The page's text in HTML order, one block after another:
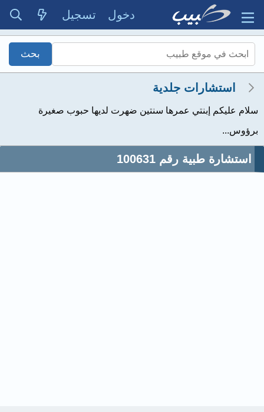
دخول تسجيل
استشارات جلدية
سلام عليكم إبنتي عمرها سنتين ضهرت لديها حبوب صغيرة
برؤوس...
استشارة طبية رقم 100631